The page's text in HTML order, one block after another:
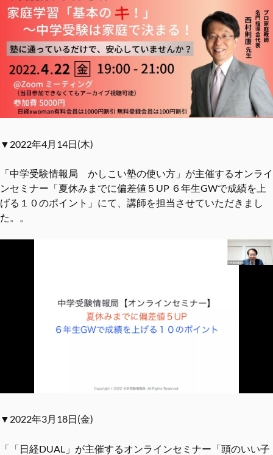
▼2022年4月14日(木)
「中学受験情報局 かしこい塾の使い方」が主催するオンライ
ンセミナー「夏休みまでに偏差値５UP ６年生GWで成績を上
げる１０のポイント」にて、講師を担当させていただきまし
た。。
▼2022年3月18日(金)
「「日経DUAL」が主催するオンラインセミナー「頭のいい子